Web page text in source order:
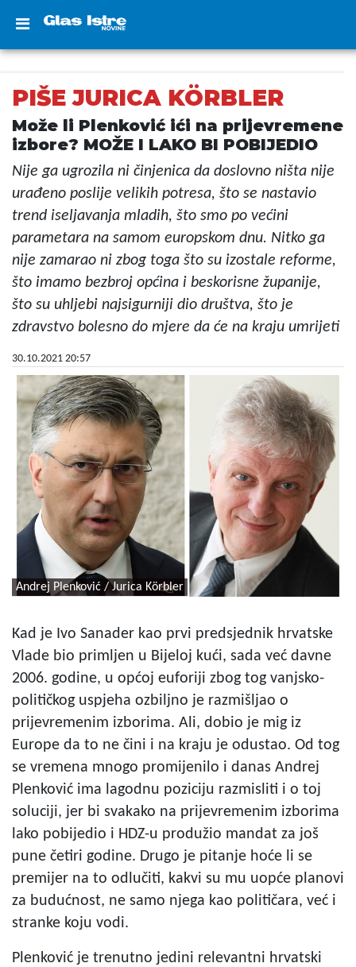
PIŠE JURICA KÖRBLER
Može li Plenković ići na prijevremene
izbore? MOŽE I LAKO BI POBIJEDIO
Nije ga ugrozila ni činjenica da doslovno ništa nije
urađeno poslije velikih potresa, što se nastavio
trend iseljavanja mladih, što smo po većini
parametara na samom europskom dnu. Nitko ga
nije zamarao ni zbog toga što su izostale reforme,
što imamo bezbroj općina i beskorisne županije,
što su uhljebi najsigurniji dio društva, što je
zdravstvo bolesno do mjere da će na kraju umrijeti
30.10.2021 20:57
Andrej Plenković / Jurica Körbler
Kad je Ivo Sanader kao prvi predsjednik hrvatske
Vlade bio primljen u Bijeloj kući, sada već davne
2006. godine, u općoj euforiji zbog tog vanjsko-
političkog uspjeha ozbiljno je razmišljao o
prijevremenim izborima. Ali, dobio je mig iz
Europe da to ne čini i na kraju je odustao. Od tog
se vremena mnogo promijenilo i danas Andrej
Plenković ima lagodnu poziciju razmisliti i o toj
soluciji, jer bi svakako na prijevremenim izborima
lako pobijedio i HDZ-u produžio mandat za još
pune četiri godine. Drugo je pitanje hoće li se
premijer na to odlučiti, kakvi su mu uopće planovi
za budućnost, ne samo njega kao političara, već i
stranke koju vodi.
Plenković je trenutno jedini relevantni hrvatski